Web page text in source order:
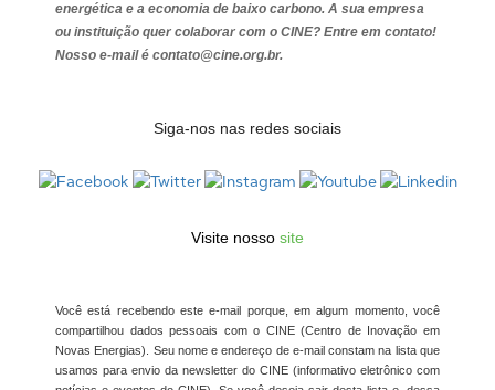
energética e a economia de baixo carbono. A sua empresa
ou instituição quer colaborar com o CINE? Entre em contato!
Nosso e-mail é contato@cine.org.br.
Siga-nos nas redes sociais
Visite nosso site
Você está recebendo este e-mail porque, em algum momento, você
compartilhou dados pessoais com o CINE (Centro de Inovação em
Novas Energias). Seu nome e endereço de e-mail constam na lista que
usamos para envio da newsletter do CINE (informativo eletrônico com